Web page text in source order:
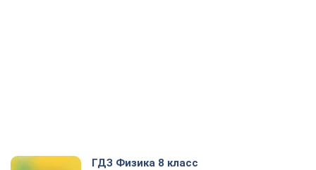
ГДЗ Физика 8 класс